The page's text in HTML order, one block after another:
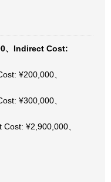
、Indirect Cost:
¥200,000、
¥300,000、
¥2,900,000、